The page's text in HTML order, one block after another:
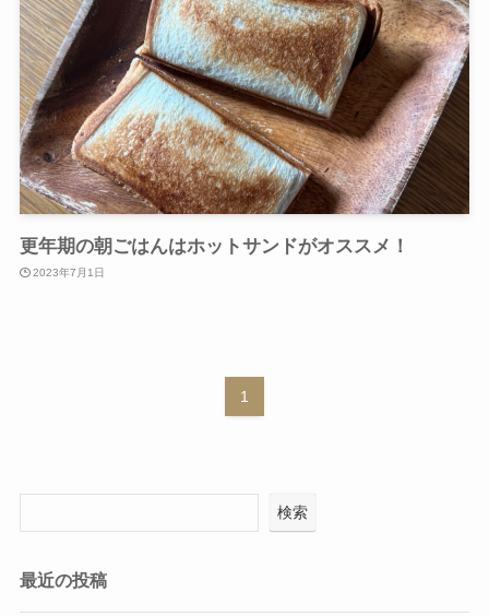
更年期の朝ごはんはホットサンドがオススメ！
2023年7月1日
1
検索
最近の投稿